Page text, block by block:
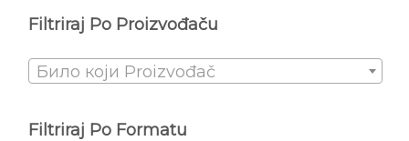
Filtriraj Po Proizvođaču
Било који Proizvođač
Filtriraj Po Formatu